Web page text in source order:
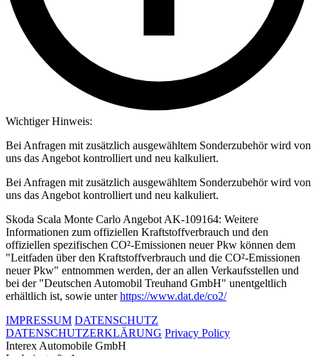
Wichtiger Hinweis:
Bei Anfragen mit zusätzlich ausgewähltem Sonderzubehör wird von
uns das Angebot kontrolliert und neu kalkuliert.
Bei Anfragen mit zusätzlich ausgewähltem Sonderzubehör wird von
uns das Angebot kontrolliert und neu kalkuliert.
Skoda Scala Monte Carlo Angebot AK-109164: Weitere
Informationen zum offiziellen Kraftstoffverbrauch und den
offiziellen spezifischen CO²-Emissionen neuer Pkw können dem
"Leitfaden über den Kraftstoffverbrauch und die CO²-Emissionen
neuer Pkw" entnommen werden, der an allen Verkaufsstellen und
bei der "Deutschen Automobil Treuhand GmbH" unentgeltlich
erhältlich ist, sowie unterhttps://www.dat.de/co2/
IMPRESSUM DATENSCHUTZ
DATENSCHUTZERKLÄRUNG Privacy Policy
Interex Automobile GmbH